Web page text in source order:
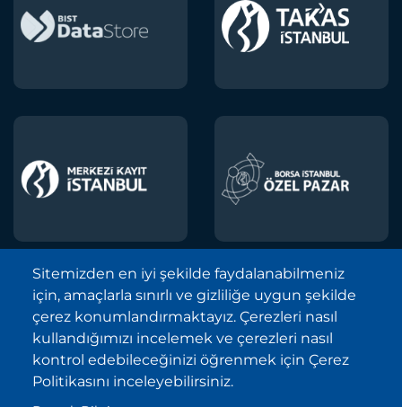
Borsa İstanbul A.Ş. © 2013-2025
Tüm Hakları Saklıdır.
Telif Hakkı ve Çekince İhbarı Bildirimi
Site Haritası
Sitemizden en iyi şekilde faydalanabilmeniz
için, amaçlarla sınırlı ve gizliliğe uygun şekilde
çerez konumlandırmaktayız. Çerezleri nasıl
kullandığımızı incelemek ve çerezleri nasıl
kontrol edebileceğinizi öğrenmek için Çerez
Politikasını inceleyebilirsiniz.